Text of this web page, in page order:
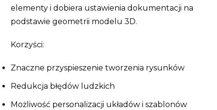
elementy i dobiera ustawienia dokumentacji na
podstawie geometrii modelu 3D.
Korzyści:
Znaczne przyspieszenie tworzenia rysunków
Redukcja błędów ludzkich
Możliwość personalizacji układów i szablonów